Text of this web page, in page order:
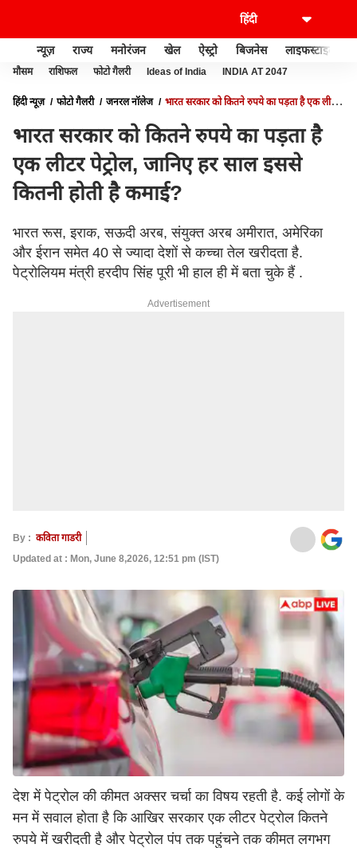
न्यूज़ राज्य मनोरंजन खेल ऐस्ट्रो बिजनेस लाइफस्टाइल
मौसम राशिफल फोटो गैलरी Ideas of India INDIA AT 2047
हिंदी न्यूज़ फोटो गैलरी जनरल नॉलेज
भारत सरकार को कितने रुपये का पड़ता है एक लीटर
भारत सरकार को कितने रुपये का पड़ता है
एक लीटर पेट्रोल, जानिए हर साल इससे
कितनी होती है कमाई?
भारत रूस, इराक, सऊदी अरब, संयुक्त अरब अमीरात, अमेरिका
और ईरान समेत 40 से ज्यादा देशों से कच्चा तेल खरीदता है.
पेट्रोलियम मंत्री हरदीप सिंह पूरी भी हाल ही में बता चुके हैं .
Advertisement
By : कविता गाडरी
Updated at : Mon, June 8,2026, 12:51 pm (IST)
देश में पेट्रोल की कीमत अक्सर चर्चा का विषय रहती है. कई लोगों के
मन में सवाल होता है कि आखिर सरकार एक लीटर पेट्रोल कितने
रुपये में खरीदती है और पेट्रोल पंप तक पहुंचने तक कीमत लगभग